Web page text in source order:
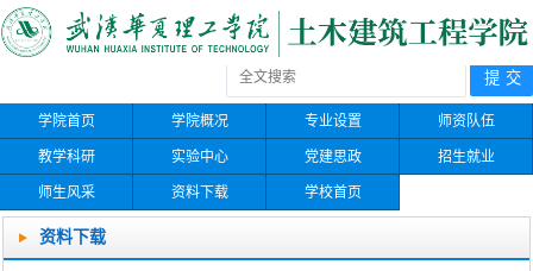
学院首页 学院概况 专业设置 师资队伍
教学科研 实验中心 党建思政 招生就业
师生风采 资料下载 学校首页
资料下载